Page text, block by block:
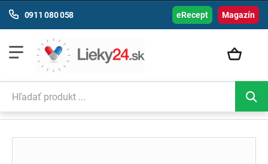
Magazín
0911 080 058 eRecept